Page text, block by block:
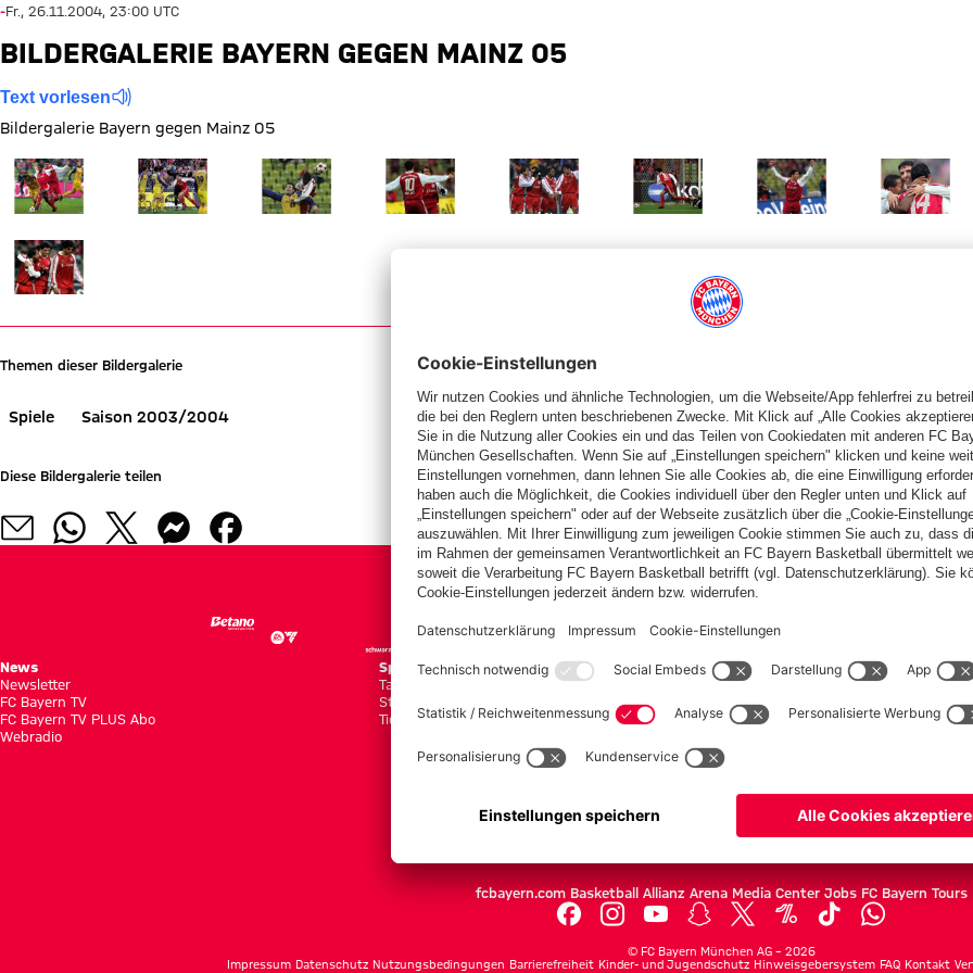
-Fr., 26.11.2004, 23:00 UTC
BILDERGALERIE BAYERN GEGEN MAINZ 05
Text vorlesen
Bildergalerie Bayern gegen Mainz 05
Zeige in voller GrößeZeige in voller GrößeZeige in voller GrößeZeige in voller GrößeZeige in voller GrößeZeige in voller GrößeZeige in voller GrößeZeige in
Zeige in voller Größe
Themen dieser Bildergalerie
Spiele Saison 2003/2004
Diese Bildergalerie teilen
PARTNER
News
Newsletter
FC Bayern TV
FC Bayern TV PLUS Abo
Webradio
Spiele
Tabellen
Statistiken
Tickets
Teams
Herren
Amateure
Campus Teams
fcbayern.com Basketball Allianz Arena Media Center Jobs FC Bayern Tours
© FC Bayern München AG – 2026
Impressum Datenschutz Nutzungsbedingungen Barrierefreiheit Kinder- und Jugendschutz Hinweisgebersystem FAQ Kontakt